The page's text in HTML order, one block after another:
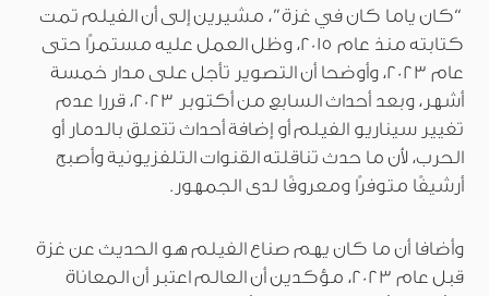
“كان ياما كان في غزة”، مشيرين إلى أن الفيلم تمت
كتابته منذ عام 2015، وظل العمل عليه مستمرًا حتى
عام 2023، وأوضحا أن التصوير تأجل على مدار خمسة
أشهر، وبعد أحداث السابع من أكتوبر 2023، قررا عدم
تغيير سيناريو الفيلم أو إضافة أحداث تتعلق بالدمار أو
الحرب، لأن ما حدث تناقلته القنوات التلفزيونية وأصبح
أرشيفًا متوفرًا ومعروفًا لدى الجمهور.
وأضافا أن ما كان يهم صناع الفيلم هو الحديث عن غزة
قبل عام 2023، مؤكدين أن العالم اعتبر أن المعاناة